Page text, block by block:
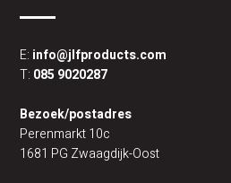
E: info@jlfproducts.com
T: 085 9020287
Bezoek/postadres
Perenmarkt 10c
1681 PG Zwaagdijk-Oost